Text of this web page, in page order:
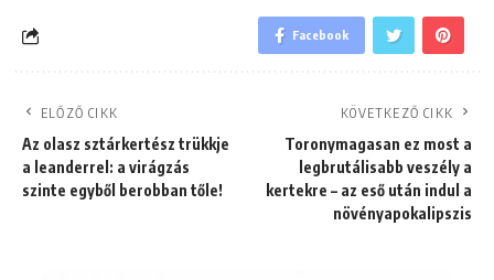
Facebook
ELŐZŐ CIKK
Az olasz sztárkertész trükkje
a leanderrel: a virágzás
szinte egyből berobban tőle!
KÖVETKEZŐ CIKK
Toronymagasan ez most a
legbrutálisabb veszély a
kertekre – az eső után indul a
növényapokalipszis